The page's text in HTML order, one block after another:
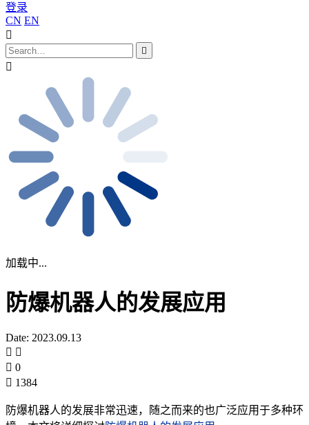
登录
CN EN
加载中...
防爆机器人的发展应用
Date: 2023.09.13
0
1384
防爆机器人的发展非常迅速，随之而来的也广泛应用于多种环